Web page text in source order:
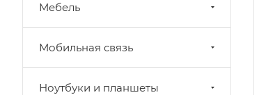
Мебель
Мобильная связь
Ноутбуки и планшеты